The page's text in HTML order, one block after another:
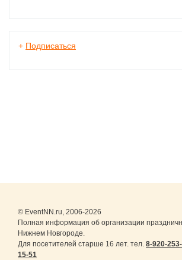
+ Подписаться
© EventNN.ru, 2006-2026
Полная информация об организации
Нижнем Новгороде.
Для посетителей старше 16 лет. тел. 8-920-
15-51